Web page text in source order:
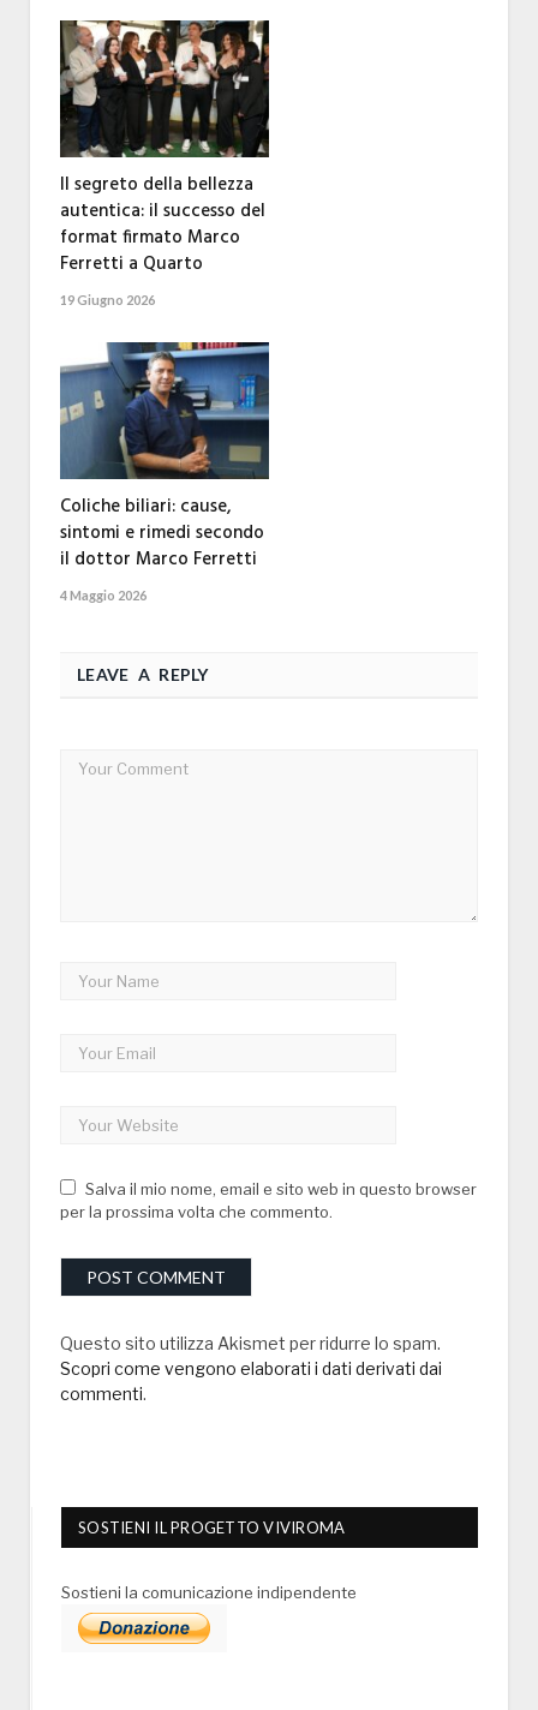
Il segreto della bellezza
autentica: il successo del
format firmato Marco
Ferretti a Quarto
19 Giugno 2026
Coliche biliari: cause,
sintomi e rimedi secondo
il dottor Marco Ferretti
4 Maggio 2026
LEAVE A REPLY
Salva il mio nome, email e sito web in questo browser
per la prossima volta che commento.
Questo sito utilizza Akismet per ridurre lo spam.
Scopri come vengono elaborati i dati derivati dai
commenti.
SOSTIENI IL PROGETTO VIVIROMA
Sostieni la comunicazione indipendente